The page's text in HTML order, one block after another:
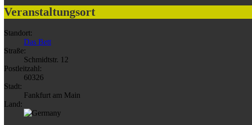
Veranstaltungsort
Standort:
Das Bett
Straße:
Schmidtstr. 12
Postleitzahl:
60326
Stadt:
Fankfurt am Main
Land: